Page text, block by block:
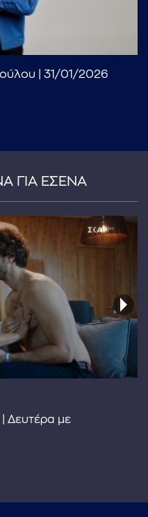
| 31/01/2026
ΓΙΑ ΕΣΕΝΑ
Δευτέρα με